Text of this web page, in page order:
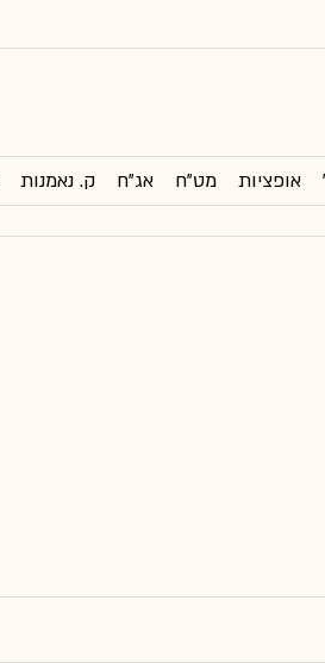
אופציות מט"ח אג"ח ק. נאמנות